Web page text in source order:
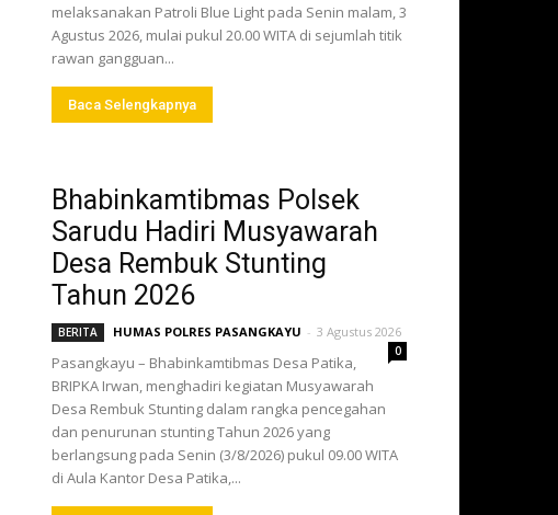
melaksanakan Patroli Blue Light pada Senin malam, 3
Agustus 2026, mulai pukul 20.00 WITA di sejumlah titik
rawan gangguan...
Baca Selengkapnya
Bhabinkamtibmas Polsek
Sarudu Hadiri Musyawarah
Desa Rembuk Stunting
Tahun 2026
BERITA HUMAS POLRES PASANGKAYU - 3 Agustus 2026
0
Pasangkayu – Bhabinkamtibmas Desa Patika,
BRIPKA Irwan, menghadiri kegiatan Musyawarah
Desa Rembuk Stunting dalam rangka pencegahan
dan penurunan stunting Tahun 2026 yang
berlangsung pada Senin (3/8/2026) pukul 09.00 WITA
di Aula Kantor Desa Patika,...